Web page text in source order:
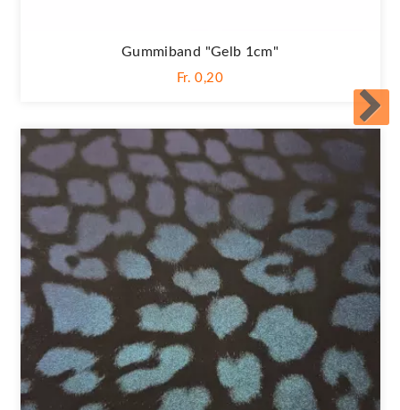
Gummiband "Gelb 1cm"
Fr. 0,20